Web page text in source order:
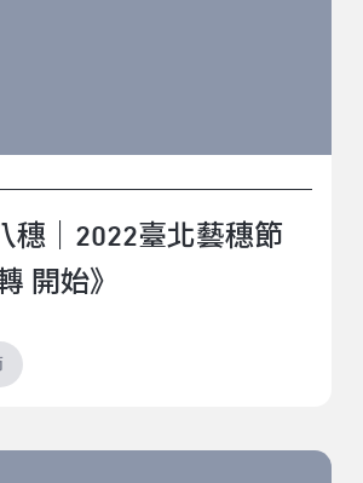
穗｜2022臺北藝穗節
開始》
藝穗節《Double》